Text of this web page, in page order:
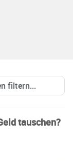
tauschen?